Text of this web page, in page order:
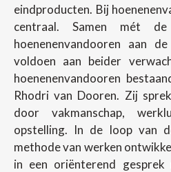
eindproducten. Bij
centraal. Samen mét
hoenenenvandooren aan
voldoen aan beider
hoenenenvandooren
Rhodri van Dooren. Zij
door vakmanschap,
opstelling. In de loop van
methode van werken
in een oriënterend